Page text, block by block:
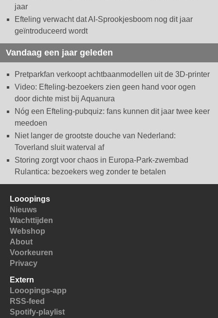
jaar
Efteling verwacht dat AI-Sprookjesboom nog dit jaar
geïntroduceerd wordt
Vandaag een jaar geleden
Pretparkfan verkoopt achtbaanmodellen uit de 3D-printer
Video: Efteling-bezoekers zien geen hand voor ogen
door dichte mist bij Aquanura
Nóg een Efteling-pubquiz: fans kunnen dit jaar twee keer
meedoen
Niet langer de grootste douche van Nederland:
Toverland sluit waterval af
Storing zorgt voor chaos in Europa-Park-zwembad
Rulantica: bezoekers weg zonder te betalen
Looopings
Nieuws
Wachttijden
Webshop
About
Voorkeuren
Privacy
Extern
Looopings-app
RSS-feed
Spotify-playlist